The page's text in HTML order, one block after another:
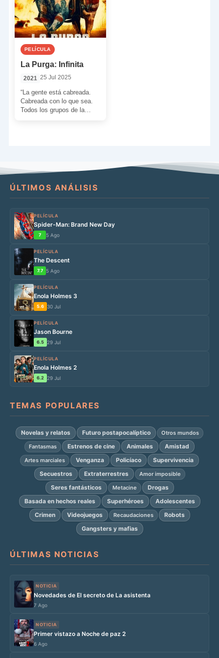
PELÍCULA
La Purga: Infinita
2021 25 Jul 2025
“La gente está cabreada.
Cabreada con lo que sea.
Todos los grupos de la
ÚLTIMOS ANÁLISIS
PELÍCULA
Spider-Man: Brand New Day
7 5 Ago
PELÍCULA
The Descent
7.7 5 Ago
PELÍCULA
Enola Holmes 3
5.6 30 Jul
PELÍCULA
Jason Bourne
6.5 29 Jul
PELÍCULA
Enola Holmes 2
6.2 29 Jul
TEMAS POPULARES
Novelas y relatos Futuro postapocalíptico
Otros mundos
Fantasmas
Estrenos de cine Animales Amistad
Artes marciales Venganza Policíaco
Supervivencia
Secuestros
Extraterrestres Amor imposible
Seres fantásticos Metacine
Drogas
Basada en hechos reales
Superhéroes
Adolescentes
Crimen
Videojuegos Recaudaciones
Robots
Gangsters y mafias
ÚLTIMAS NOTICIAS
NOTICIA
Novedades de El secreto de La asistenta
7 Ago
NOTICIA
Primer vistazo a Noche de paz 2
6 Ago